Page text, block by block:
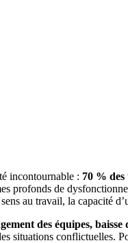
incontournable : 70 %
profonds de
au travail, la capacité
des équipes,
situations conflictuelles.